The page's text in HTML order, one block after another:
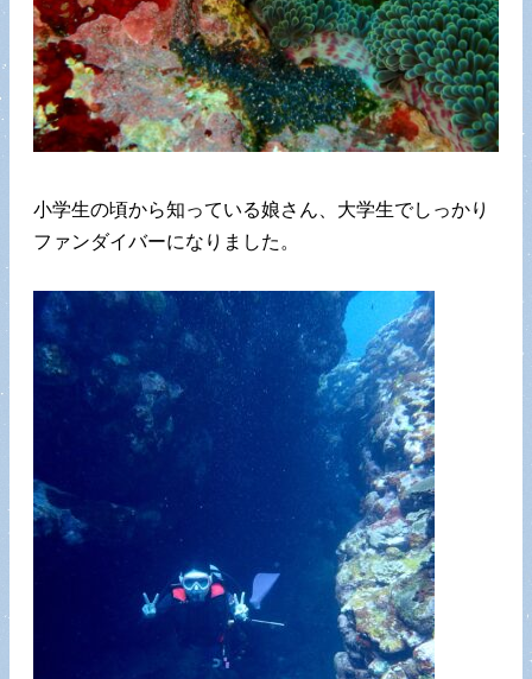
小学生の頃から知っている娘さん、大学生でしっかり
ファンダイバーになりました。